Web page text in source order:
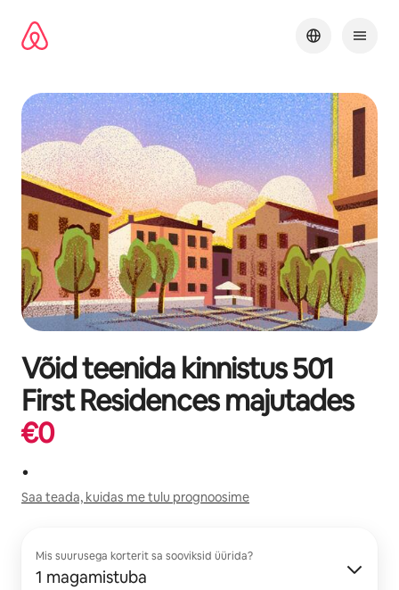
juurde
Võid teenida kinnistus501
First Residencesmajutades
€0
.
Saa teada, kuidas me tulu prognoosime
Mis suurusega korterit sa sooviksid üürida?
1 magamistuba